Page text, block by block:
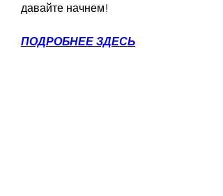
давайте начнем!
ПОДРОБНЕЕ ЗДЕСЬ